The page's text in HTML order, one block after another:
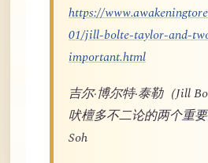
https://
01/jill-bolte-taylor-and-
important.html
吉尔·博尔特·泰勒（Jill
吠檀多不二论的两个重
Soh